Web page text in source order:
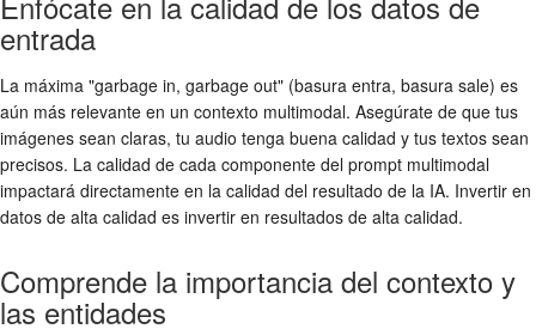
entrada
La máxima "garbage in, garbage out" (basura entra, basura sale) es
aún más relevante en un contexto multimodal. Asegúrate de que tus
imágenes sean claras, tu audio tenga buena calidad y tus textos sean
precisos. La calidad de cada componente del prompt multimodal
impactará directamente en la calidad del resultado de la IA. Invertir en
datos de alta calidad es invertir en resultados de alta calidad.
Comprende la importancia del contexto y
las entidades